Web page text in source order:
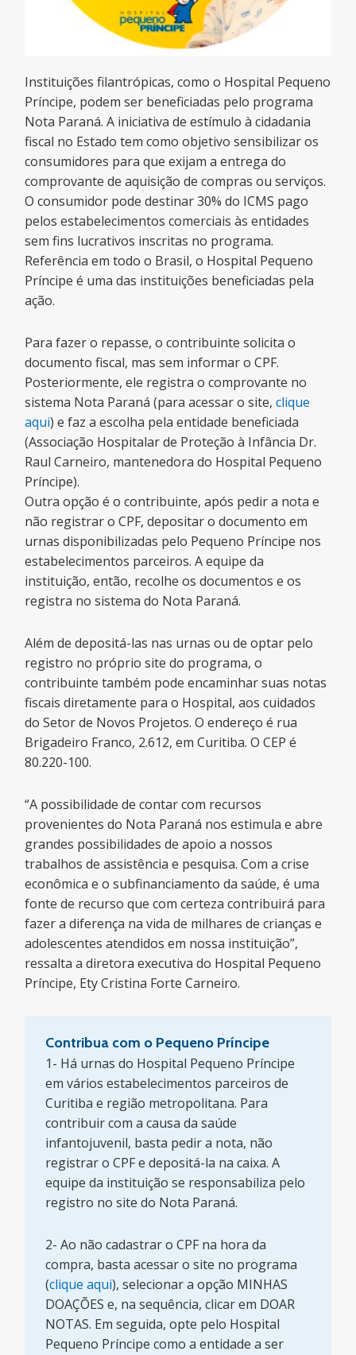
Instituições filantrópicas, como o Hospital Pequeno
Príncipe, podem ser beneficiadas pelo programa
Nota Paraná. A iniciativa de estímulo à cidadania
fiscal no Estado tem como objetivo sensibilizar os
consumidores para que exijam a entrega do
comprovante de aquisição de compras ou serviços.
O consumidor pode destinar 30% do ICMS pago
pelos estabelecimentos comerciais às entidades
sem fins lucrativos inscritas no programa.
Referência em todo o Brasil, o Hospital Pequeno
Príncipe é uma das instituições beneficiadas pela
ação.
Para fazer o repasse, o contribuinte solicita o
documento fiscal, mas sem informar o CPF.
Posteriormente, ele registra o comprovante no
sistema Nota Paraná (para acessar o site,clique
aqui) e faz a escolha pela entidade beneficiada
(Associação Hospitalar de Proteção à Infância Dr.
Raul Carneiro, mantenedora do Hospital Pequeno
Príncipe).
Outra opção é o contribuinte, após pedir a nota e
não registrar o CPF, depositar o documento em
urnas disponibilizadas pelo Pequeno Príncipe nos
estabelecimentos parceiros. A equipe da
instituição, então, recolhe os documentos e os
registra no sistema do Nota Paraná.
Além de depositá-las nas urnas ou de optar pelo
registro no próprio site do programa, o
contribuinte também pode encaminhar suas notas
fiscais diretamente para o Hospital, aos cuidados
do Setor de Novos Projetos. O endereço é rua
Brigadeiro Franco, 2.612, em Curitiba. O CEP é
80.220-100.
“A possibilidade de contar com recursos
provenientes do Nota Paraná nos estimula e abre
grandes possibilidades de apoio a nossos
trabalhos de assistência e pesquisa. Com a crise
econômica e o subfinanciamento da saúde, é uma
fonte de recurso que com certeza contribuirá para
fazer a diferença na vida de milhares de crianças e
adolescentes atendidos em nossa instituição”,
ressalta a diretora executiva do Hospital Pequeno
Príncipe, Ety Cristina Forte Carneiro.
Contribua com o Pequeno Príncipe
1- Há urnas do Hospital Pequeno Príncipe
em vários estabelecimentos parceiros de
Curitiba e região metropolitana. Para
contribuir com a causa da saúde
infantojuvenil, basta pedir a nota, não
registrar o CPF e depositá-la na caixa. A
equipe da instituição se responsabiliza pelo
registro no site do Nota Paraná.
2- Ao não cadastrar o CPF na hora da
compra, basta acessar o site no programa
(clique aqui), selecionar a opção MINHAS
DOAÇÕES e, na sequência, clicar em DOAR
NOTAS. Em seguida, opte pelo Hospital
Pequeno Príncipe como a entidade a ser